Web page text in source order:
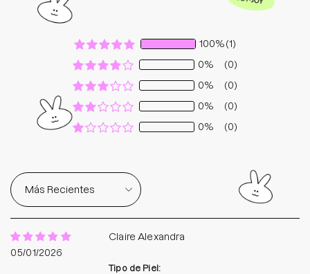
100%(1)
0%
(0)
0%
(0)
0%
(0)
0%
(0)
Sort by
05/01/2026
Claire Alexandra
Tipo de Piel: